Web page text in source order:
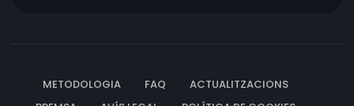
METODOLOGIA FAQ
ACTUALITZACIONS